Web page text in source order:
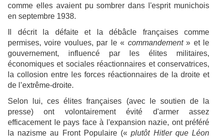
comme elles avaient pu sombrer dans l'esprit munichois
en septembre 1938.
Il décrit la défaite et la débâcle françaises comme
permises, voire voulues, par le « commandement» et le
gouvernement, influencé par les élites militaires,
économiques et sociales réactionnaires et conservatrices,
la collosion entre les forces réactionnaires de la droite et
de l’extrême-droite.
Selon lui, ces élites françaises (avec le soutien de la
presse) ont volontairement évité d'armer assez
efficacement le pays face à l'expansion nazie, ont préféré
la nazisme au Front Populaire («plutôt Hitler que Léon